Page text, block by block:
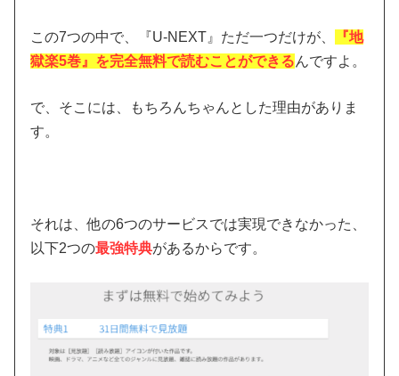
この7つの中で、『U-NEXT』ただ一つだけが、
『地
獄楽5巻』を完全無料で読むことができるんですよ。
で、そこには、もちろんちゃんとした理由がありま
す。
それは、他の6つのサービスでは実現できなかった、
以下2つの最強特典があるからです。